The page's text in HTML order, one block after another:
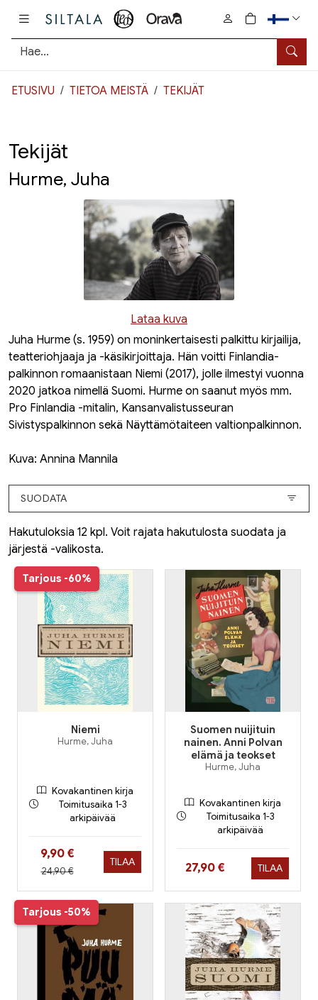
Hae
0
tuotetta
ETUSIVU TIETOA MEISTÄ TEKIJÄT
Tekijät
Hurme, Juha
Lataa kuva
Juha Hurme (s. 1959) on moninkertaisesti palkittu kirjailija,
teatteriohjaaja ja -käsikirjoittaja. Hän voitti Finlandia-
palkinnon romaanistaan Niemi (2017), jolle ilmestyi vuonna
2020 jatkoa nimellä Suomi. Hurme on saanut myös mm.
Pro Finlandia -mitalin, Kansanvalistusseuran
Sivistyspalkinnon sekä Näyttämötaiteen valtionpalkinnon.
Kuva: Annina Mannila
SUODATA
Hakutuloksia 12 kpl. Voit rajata hakutulosta suodata ja
järjestä -valikosta.
Tarjous -60%
Niemi
Hurme, Juha
Kovakantinen kirja
Toimitusaika 1-3
arkipäivää
Hinta nyt
9,90 €
Hinta aiemmin
24,90 €
TILAA
Suomen nuijituin
nainen. Anni Polvan
elämä ja teokset
Hurme, Juha
Kovakantinen kirja
Toimitusaika 1-3
arkipäivää
Hinta nyt
27,90 € TILAA
Tarjous -50%